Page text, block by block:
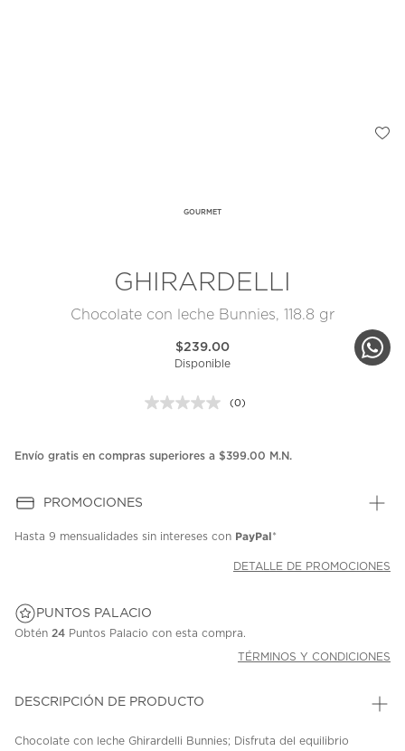
GOURMET
GHIRARDELLI
Chocolate con leche Bunnies, 118.8 gr
$239.00
Disponible
Sin
en
(0)
Envío gratis en compras superiores a $399.00 M.N.
PROMOCIONES
Hasta 9 mensualidades sin intereses con PayPal*
DETALLE DE PROMOCIONES
PUNTOS PALACIO
Obtén 24 Puntos Palacio con esta compra.
TÉRMINOS Y CONDICIONES
DESCRIPCIÓN DE PRODUCTO
Chocolate con leche Ghirardelli Bunnies; Disfruta del equilibrio